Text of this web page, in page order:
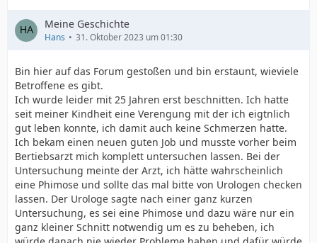
Meine Geschichte
Hans 31. Oktober 2023 um 01:30
Bin hier auf das Forum gestoßen und bin erstaunt, wieviele
Betroffene es gibt.
Ich wurde leider mit 25 Jahren erst beschnitten. Ich hatte
seit meiner Kindheit eine Verengung mit der ich eigtnlich
gut leben konnte, ich damit auch keine Schmerzen hatte.
Ich bekam einen neuen guten Job und musste vorher beim
Bertiebsarzt mich komplett untersuchen lassen. Bei der
Untersuchung meinte der Arzt, ich hätte wahrscheinlich
eine Phimose und sollte das mal bitte von Urologen checken
lassen. Der Urologe sagte nach einer ganz kurzen
Untersuchung, es sei eine Phimose und dazu wäre nur ein
ganz kleiner Schnitt notwendig um es zu beheben, ich